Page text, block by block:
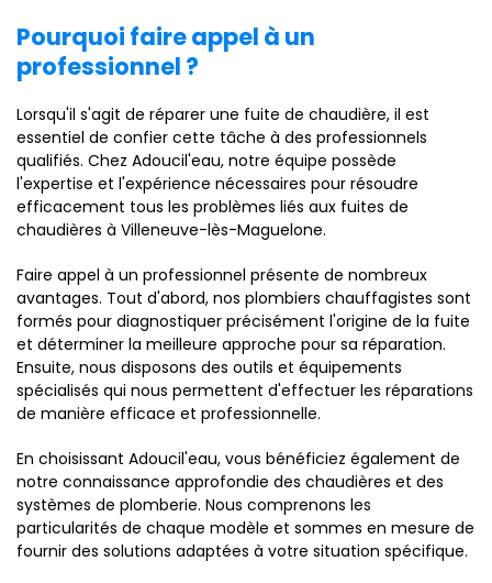
Pourquoi faire appel à un
professionnel ?
Lorsqu'il s'agit de réparer une fuite de chaudière, il est
essentiel de confier cette tâche à des professionnels
qualifiés. Chez Adoucil'eau, notre équipe possède
l'expertise et l'expérience nécessaires pour résoudre
efficacement tous les problèmes liés aux fuites de
chaudières à Villeneuve-lès-Maguelone.
Faire appel à un professionnel présente de nombreux
avantages. Tout d'abord, nos plombiers chauffagistes sont
formés pour diagnostiquer précisément l'origine de la fuite
et déterminer la meilleure approche pour sa réparation.
Ensuite, nous disposons des outils et équipements
spécialisés qui nous permettent d'effectuer les réparations
de manière efficace et professionnelle.
En choisissant Adoucil'eau, vous bénéficiez également de
notre connaissance approfondie des chaudières et des
systèmes de plomberie. Nous comprenons les
particularités de chaque modèle et sommes en mesure de
fournir des solutions adaptées à votre situation spécifique.